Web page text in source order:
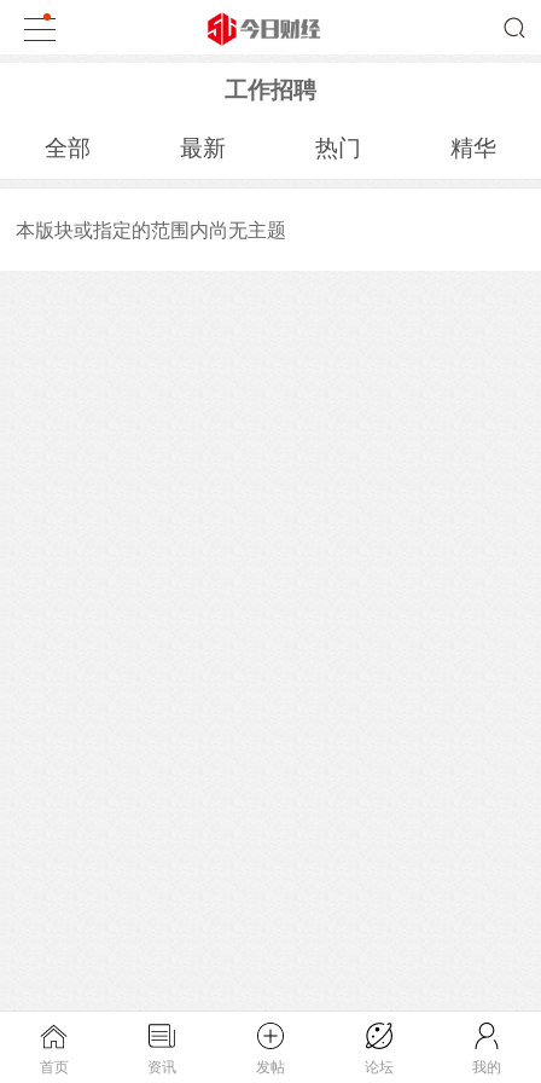
工作招聘
全部 最新 热门 精华
本版块或指定的范围内尚无主题
首页 资讯 发帖 论坛 我的